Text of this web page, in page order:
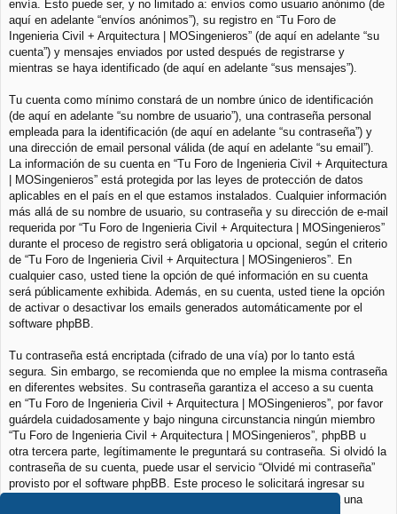
envía. Esto puede ser, y no limitado a: envíos como usuario anónimo (de
aquí en adelante “envíos anónimos”), su registro en “Tu Foro de
Ingenieria Civil + Arquitectura | MOSingenieros” (de aquí en adelante “su
cuenta”) y mensajes enviados por usted después de registrarse y
mientras se haya identificado (de aquí en adelante “sus mensajes”).
Tu cuenta como mínimo constará de un nombre único de identificación
(de aquí en adelante “su nombre de usuario”), una contraseña personal
empleada para la identificación (de aquí en adelante “su contraseña”) y
una dirección de email personal válida (de aquí en adelante “su email”).
La información de su cuenta en “Tu Foro de Ingenieria Civil + Arquitectura
| MOSingenieros” está protegida por las leyes de protección de datos
aplicables en el país en el que estamos instalados. Cualquier información
más allá de su nombre de usuario, su contraseña y su dirección de e-mail
requerida por “Tu Foro de Ingenieria Civil + Arquitectura | MOSingenieros”
durante el proceso de registro será obligatoria u opcional, según el criterio
de “Tu Foro de Ingenieria Civil + Arquitectura | MOSingenieros”. En
cualquier caso, usted tiene la opción de qué información en su cuenta
será públicamente exhibida. Además, en su cuenta, usted tiene la opción
de activar o desactivar los emails generados automáticamente por el
software phpBB.
Tu contraseña está encriptada (cifrado de una vía) por lo tanto está
segura. Sin embargo, se recomienda que no emplee la misma contraseña
en diferentes websites. Su contraseña garantiza el acceso a su cuenta
en “Tu Foro de Ingenieria Civil + Arquitectura | MOSingenieros”, por favor
guárdela cuidadosamente y bajo ninguna circunstancia ningún miembro
“Tu Foro de Ingenieria Civil + Arquitectura | MOSingenieros”, phpBB u
otra tercera parte, legítimamente le preguntará su contraseña. Si olvidó la
contraseña de su cuenta, puede usar el servicio “Olvidé mi contraseña”
provisto por el software phpBB. Este proceso le solicitará ingresar su
nombre de usuario y su email, luego el software phpBB generará una